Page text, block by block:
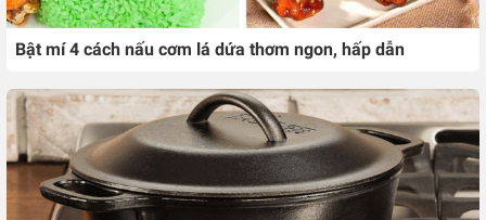
Bật mí 4 cách nấu cơm lá dứa thơm ngon, hấp dẫn